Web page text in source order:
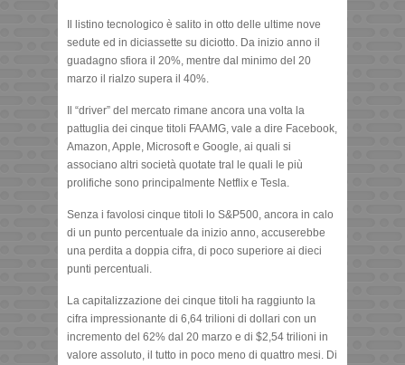
Il listino tecnologico è salito in otto delle ultime nove
sedute ed in diciassette su diciotto. Da inizio anno il
guadagno sfiora il 20%, mentre dal minimo del 20
marzo il rialzo supera il 40%.
Il “driver” del mercato rimane ancora una volta la
pattuglia dei cinque titoli FAAMG, vale a dire Facebook,
Amazon, Apple, Microsoft e Google, ai quali si
associano altri società quotate tral le quali le più
prolifiche sono principalmente Netflix e Tesla.
Senza i favolosi cinque titoli lo S&P500, ancora in calo
di un punto percentuale da inizio anno, accuserebbe
una perdita a doppia cifra, di poco superiore ai dieci
punti percentuali.
La capitalizzazione dei cinque titoli ha raggiunto la
cifra impressionante di 6,64 trilioni di dollari con un
incremento del 62% dal 20 marzo e di $2,54 trilioni in
valore assoluto, il tutto in poco meno di quattro mesi. Di